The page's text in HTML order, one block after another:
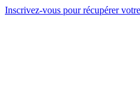
Inscrivez-vous pour récupérer